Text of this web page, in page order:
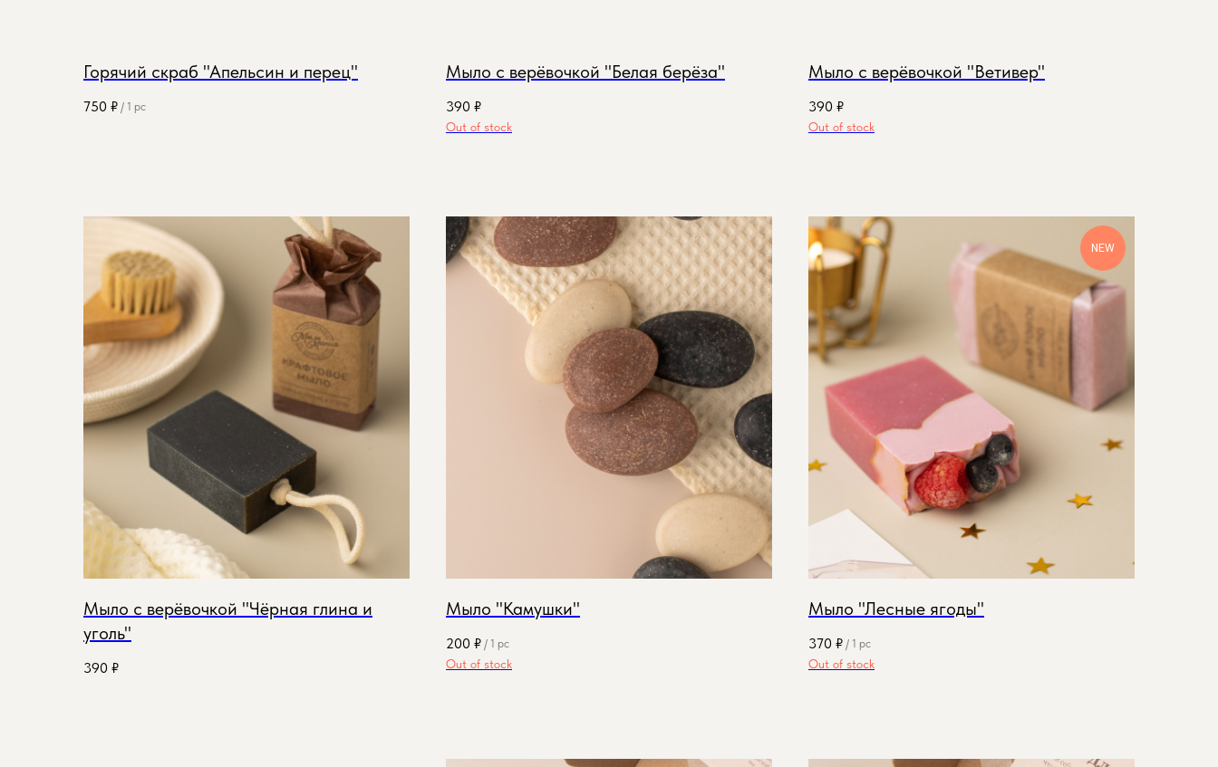
Горячий скраб "Апельсин и перец"
750 ₽ / 1 pc
Мыло с верёвочкой "Белая берёза"
390 ₽
Out of stock
Мыло с верёвочкой "Ветивер"
390 ₽
Out of stock
Мыло с верёвочкой "Чёрная глина и
уголь"
390 ₽
Мыло "Камушки"
200 ₽ / 1 pc
Out of stock
NEW
Мыло "Лесные ягоды"
370 ₽ / 1 pc
Out of stock